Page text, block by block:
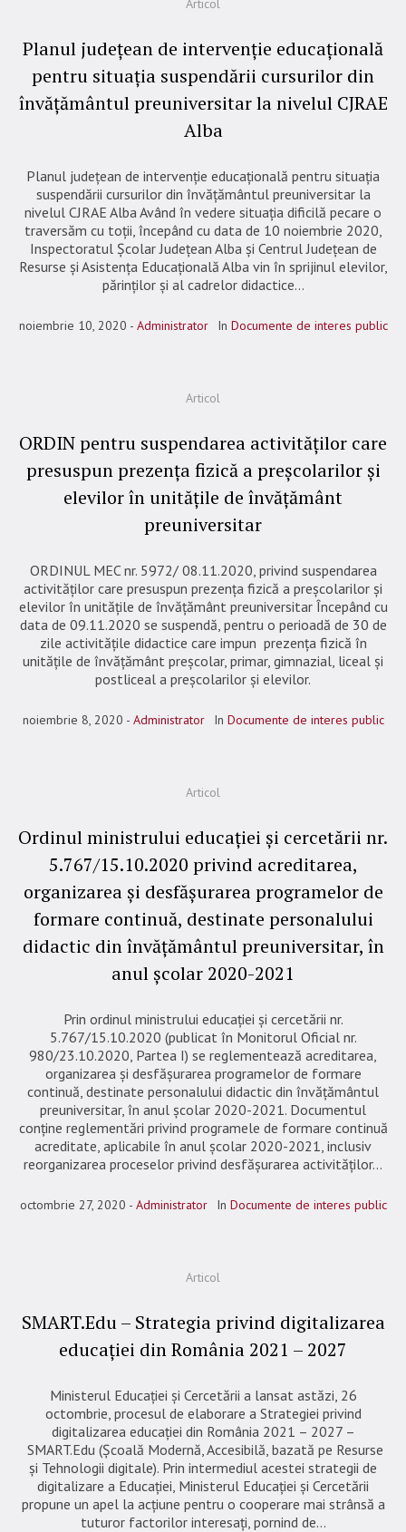
Articol
Planul județean de intervenție educațională
pentru situația suspendării cursurilor din
învățământul preuniversitar la nivelul CJRAE
Alba
Planul județean de intervenție educațională pentru situația
suspendării cursurilor din învățământul preuniversitar la
nivelul CJRAE Alba Având în vedere situația dificilă pecare o
traversăm cu toții, începând cu data de 10 noiembrie 2020,
Inspectoratul Școlar Județean Alba și Centrul Județean de
Resurse și Asistența Educațională Alba vin în sprijinul elevilor,
părinților și al cadrelor didactice...
noiembrie 10, 2020 Administrator In Documente de interes public
Articol
ORDIN pentru suspendarea activităților care
presuspun prezența fizică a preșcolarilor și
elevilor în unitățile de învățământ
preuniversitar
ORDINUL MEC nr. 5972/ 08.11.2020, privind suspendarea
activităților care presuspun prezența fizică a preșcolarilor și
elevilor în unitățile de învățământ preuniversitar Începând cu
data de 09.11.2020 se suspendă, pentru o perioadă de 30 de
zile activitățile didactice care impun prezența fizică în
unitățile de învățământ preșcolar, primar, gimnazial, liceal și
postliceal a preșcolarilor și elevilor.
noiembrie 8, 2020 Administrator In Documente de interes public
Articol
Ordinul ministrului educației și cercetării nr.
5.767/15.10.2020 privind acreditarea,
organizarea și desfășurarea programelor de
formare continuă, destinate personalului
didactic din învățământul preuniversitar, în
anul școlar 2020-2021
Prin ordinul ministrului educației și cercetării nr.
5.767/15.10.2020 (publicat în Monitorul Oficial nr.
980/23.10.2020, Partea I) se reglementează acreditarea,
organizarea și desfășurarea programelor de formare
continuă, destinate personalului didactic din învățământul
preuniversitar, în anul școlar 2020-2021. Documentul
conține reglementări privind programele de formare continuă
acreditate, aplicabile în anul școlar 2020-2021, inclusiv
reorganizarea proceselor privind desfășurarea activităților...
octombrie 27, 2020 Administrator In Documente de interes public
Articol
SMART.Edu – Strategia privind digitalizarea
educației din România 2021 – 2027
Ministerul Educației și Cercetării a lansat astăzi, 26
octombrie, procesul de elaborare a Strategiei privind
digitalizarea educației din România 2021 – 2027 –
SMART.Edu (Școală Modernă, Accesibilă, bazată pe Resurse
și Tehnologii digitale). Prin intermediul acestei strategii de
digitalizare a Educației, Ministerul Educației și Cercetării
propune un apel la acțiune pentru o cooperare mai strânsă a
tuturor factorilor interesați, pornind de...